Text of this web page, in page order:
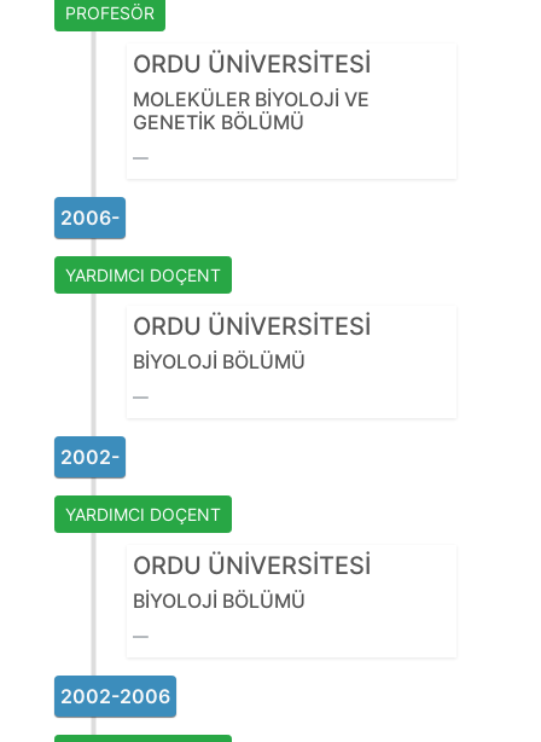
PROFESÖR
ORDU ÜNİVERSİTESİ
MOLEKÜLER BİYOLOJİ VE
GENETİK BÖLÜMÜ
2006-
YARDIMCI DOÇENT
ORDU ÜNİVERSİTESİ
BİYOLOJİ BÖLÜMÜ
2002-
YARDIMCI DOÇENT
ORDU ÜNİVERSİTESİ
BİYOLOJİ BÖLÜMÜ
2002-2006